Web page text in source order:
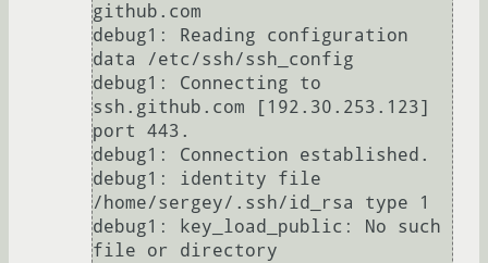
github.com
debug1: Reading configuration
data /etc/ssh/ssh_config
debug1: Connecting to
ssh.github.com [192.30.253.123]
port 443.
debug1: Connection established.
debug1: identity file
/home/sergey/.ssh/id_rsa type 1
debug1: key_load_public: No such
file or directory